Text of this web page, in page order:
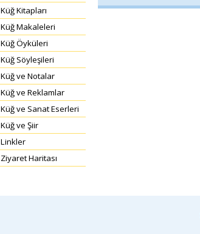
Küğ Kitapları
Küğ Makaleleri
Küğ Öyküleri
Küğ Söyleşileri
Küğ ve Notalar
Küğ ve Reklamlar
Küğ ve Sanat Eserleri
Küğ ve Şiir
Linkler
Ziyaret Haritası